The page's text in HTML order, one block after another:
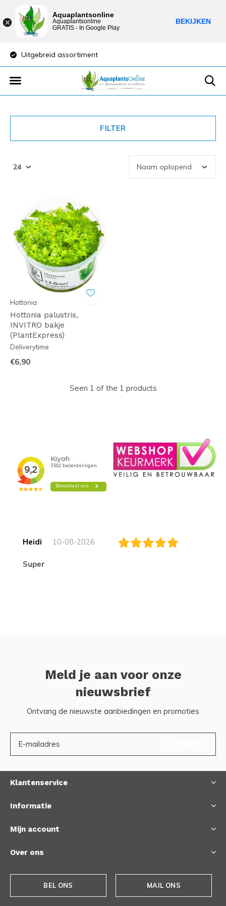
Uitgebreid assortiment
FILTER
Hottonia
Hottonia palustris,
INVITRO bakje
(PlantExpress)
Deliverytime
€6,90
Seen 1 of the 1 products
Heidi 10-08-2026
Super
Meld je aan voor onze
nieuwsbrief
Ontvang de nieuwste aanbiedingen en promoties
Klantenservice
Informatie
Mijn account
Over ons
BEL ONS MAIL ONS
Aquaplantsonline
Aquaplantsonline
GRATIS - In Google Play
BEKIJKEN